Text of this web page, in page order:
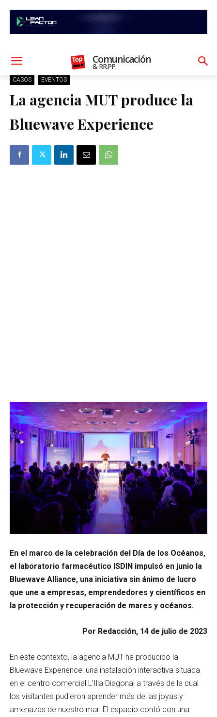
Comunicación
& RR.PP.
CASOS EVENTOS
La agencia MUT produce la
Bluewave Experience
En el marco de la celebración del Día de los Océanos,
el laboratorio farmacéutico ISDIN impulsó en junio la
Bluewave Alliance, una iniciativa sin ánimo de lucro
que une a empresas, emprendedores y científicos en
la protección y recuperación de mares y océanos.
Por Redacción, 14 de julio de 2023
En este contexto, la agencia MUT ha producido la
Bluewave Experience: una instalación interactiva situada
en el centro comercial L’Illa Diagonal a través de la cual
los visitantes pudieron aprender más de las joyas y
amenazas de nuestro mar. El espacio contó con una